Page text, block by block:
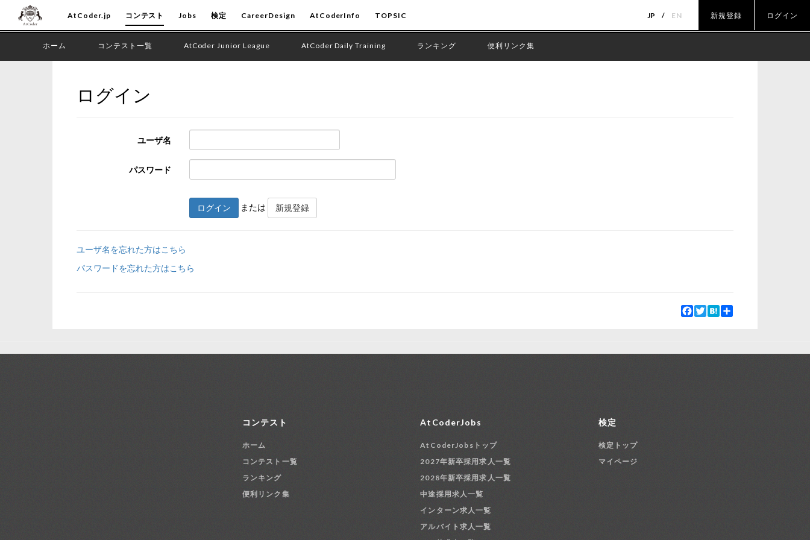
AtCoder.jp コンテスト Jobs 検定 CareerDesign AtCoderInfo TOPSIC JP EN 新規登録 ログイン
ホーム コンテスト一覧 AtCoder Junior League AtCoder Daily Training ランキング 便利リンク集
ログイン
ユーザ名
パスワード
ログイン または 新規登録
ユーザ名を忘れた方はこちら
パスワードを忘れた方はこちら
Facebook
Twitter
Hatena
コンテスト
ホーム
コンテスト一覧
ランキング
便利リンク集
AtCoderJobs
AtCoderJobsトップ
2027年新卒採用求人一覧
2028年新卒採用求人一覧
中途採用求人一覧
インターン求人一覧
アルバイト求人一覧
検定
検定トップ
マイページ